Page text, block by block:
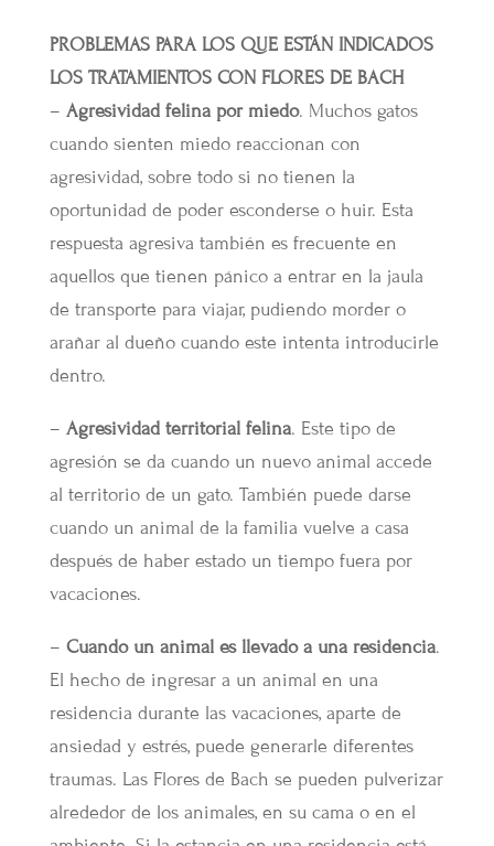
PROBLEMAS PARA LOS QUE ESTÁN INDICADOS
LOS TRATAMIENTOS CON FLORES DE BACH
– Agresividad felina por miedo. Muchos gatos
cuando sienten miedo reaccionan con
agresividad, sobre todo si no tienen la
oportunidad de poder esconderse o huir. Esta
respuesta agresiva también es frecuente en
aquellos que tienen pánico a entrar en la jaula
de transporte para viajar, pudiendo morder o
arañar al dueño cuando este intenta introducirle
dentro.
– Agresividad territorial felina. Este tipo de
agresión se da cuando un nuevo animal accede
al territorio de un gato. También puede darse
cuando un animal de la familia vuelve a casa
después de haber estado un tiempo fuera por
vacaciones.
– Cuando un animal es llevado a una residencia.
El hecho de ingresar a un animal en una
residencia durante las vacaciones, aparte de
ansiedad y estrés, puede generarle diferentes
traumas. Las Flores de Bach se pueden pulverizar
alrededor de los animales, en su cama o en el